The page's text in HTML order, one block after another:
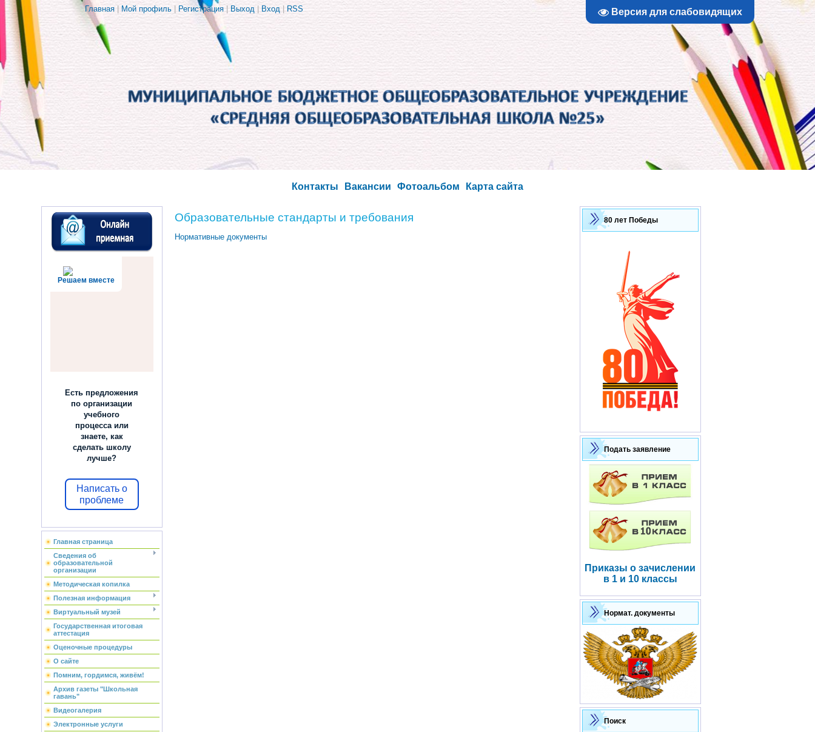
Версия для слабовидящих
Главная Мой профиль Регистрация Выход Вход RSS
Контакты Вакансии Фотоальбом Карта сайта
Решаем вместе
Есть предложения
по организации
учебного
процесса или
знаете, как
сделать школу
лучше?
Написать о
проблеме
Главная страница
Сведения об
образовательной
организации
Методическая копилка
Полезная информация
Виртуальный музей
Государственная итоговая
аттестация
Оценочные процедуры
О сайте
Помним, гордимся, живём!
Архив газеты "Школьная
гавань"
Видеогалерия
Электронные услуги
Образовательные стандарты и требования
Нормативные документы
80 лет Победы
Подать заявление
Приказы о зачислении
в 1 и 10 классы
Нормат. документы
Поиск